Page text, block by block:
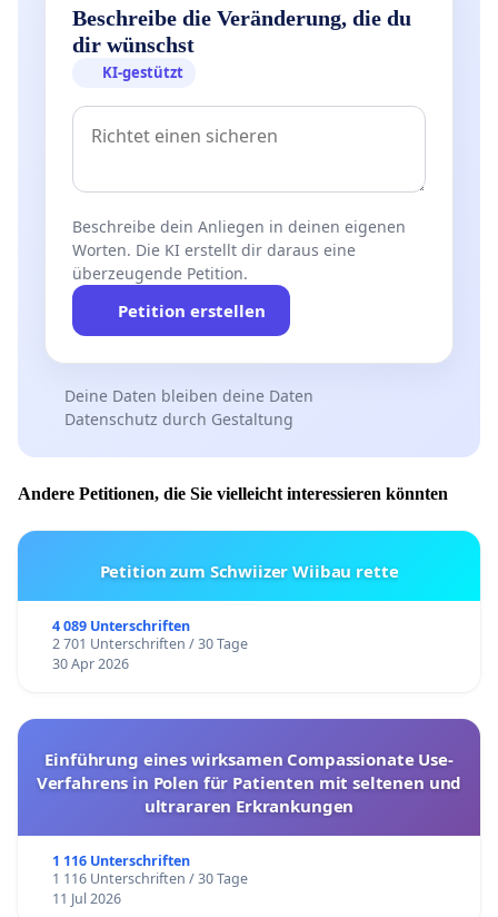
Beschreibe die Veränderung, die du
dir wünschst
KI-gestützt
Beschreibe dein Anliegen in deinen eigenen
Worten. Die KI erstellt dir daraus eine
überzeugende Petition.
Petition erstellen
Deine Daten bleiben deine Daten
Datenschutz durch Gestaltung
Andere Petitionen, die Sie vielleicht interessieren könnten
Petition zum Schwiizer Wiibau rette
4 089 Unterschriften
2 701 Unterschriften / 30 Tage
30 Apr 2026
Einführung eines wirksamen Compassionate Use-
Verfahrens in Polen für Patienten mit seltenen und
ultrararen Erkrankungen
1 116 Unterschriften
1 116 Unterschriften / 30 Tage
11 Jul 2026